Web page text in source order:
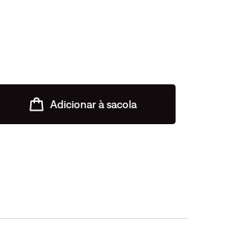
Adicionar à sacola